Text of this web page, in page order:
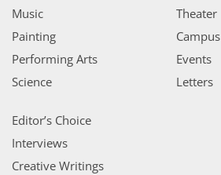
Music
Painting
Performing Arts
Science
Theater
Campus
Events
Letters
Editor’s Choice
Interviews
Creative Writings